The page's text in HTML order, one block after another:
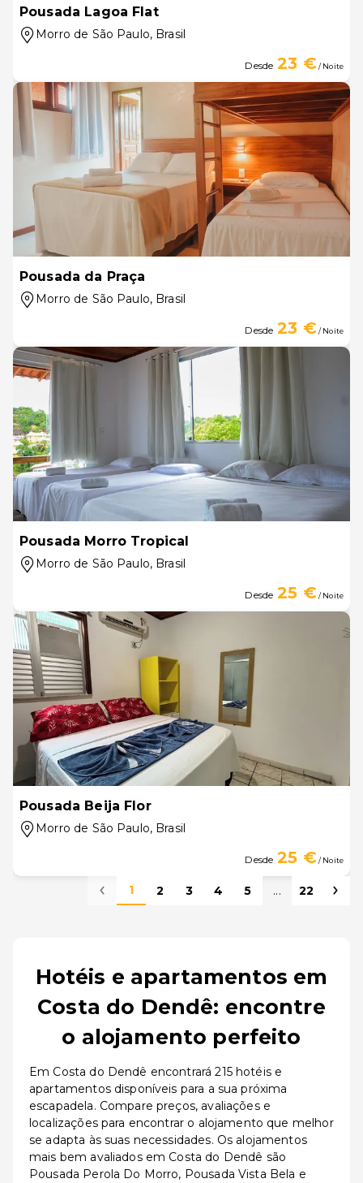
Pousada Lagoa Flat
Morro de São Paulo, Brasil
Desde 23 €/ Noite
Pousada da Praça
Morro de São Paulo, Brasil
Desde 23 €/ Noite
Pousada Morro Tropical
Morro de São Paulo, Brasil
Desde 25 €/ Noite
Pousada Beija Flor
Morro de São Paulo, Brasil
Desde 25 €/ Noite
1 2 3 4 5 ... 22
Hotéis e apartamentos em
Costa do Dendê: encontre
o alojamento perfeito
Em Costa do Dendê encontrará 215 hotéis e
apartamentos disponíveis para a sua próxima
escapadela. Compare preços, avaliações e
localizações para encontrar o alojamento que melhor
se adapta às suas necessidades. Os alojamentos
mais bem avaliados em Costa do Dendê são
Pousada Perola Do Morro, Pousada Vista Bela e